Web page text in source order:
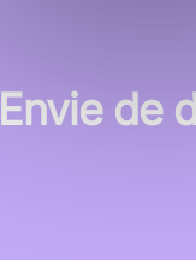
Envie de